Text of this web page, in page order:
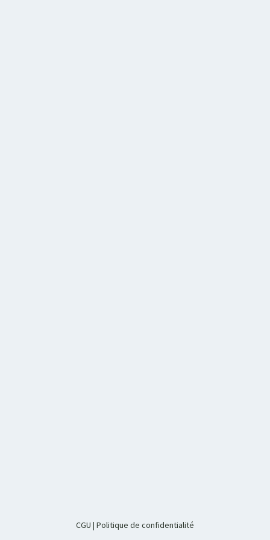
CGU | Politique de confidentialité